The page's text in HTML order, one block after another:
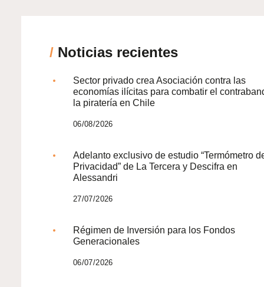
/ Noticias recientes
Sector privado crea Asociación contra las
economías ilícitas para combatir el
la piratería en Chile
06/08/2026
Adelanto exclusivo de estudio “Termómetro
Privacidad” de La Tercera y Descifra en
Alessandri
27/07/2026
Régimen de Inversión para los Fondos
Generacionales
06/07/2026